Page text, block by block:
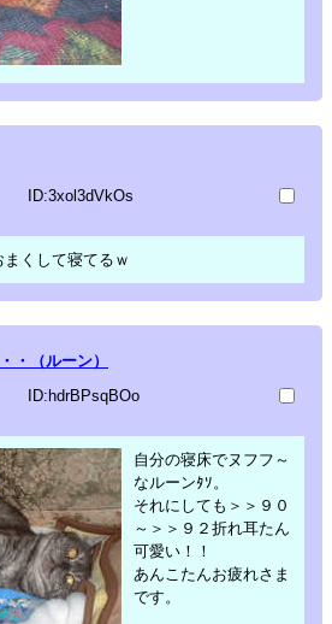
ID:3xol3dVkOs
くして寝てるｗ
・（ルーン）
ID:hdrBPsqBOo
自分の寝床でヌフフ～
なルーンﾀｿ。
それにしても＞＞９０
～＞＞９２折れ耳たん
可愛い！！
あんこたんお疲れさま
です。